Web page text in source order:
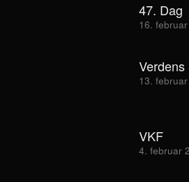
47. Dag
16.
Verdens
13.
VKF
4. februar